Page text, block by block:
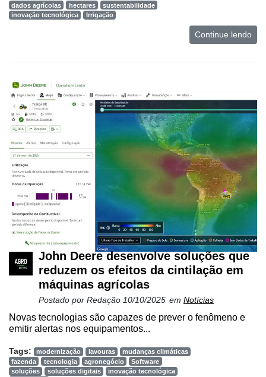
dados agrícolas
hectares
sustentabilidade
inovação tecnológica
Irrigação
Continue lendo
John Deere desenvolve soluções que
reduzem os efeitos da cintilação em
máquinas agrícolas
Postado por Redação 10/10/2025 em Notícias
Novas tecnologias são capazes de prever o fenômeno e
emitir alertas nos equipamentos...
Tags: modernização lavouras
mudanças climáticas
fazenda
tecnologia agronegócio
Software
soluções
soluções digitais
inovação tecnológica